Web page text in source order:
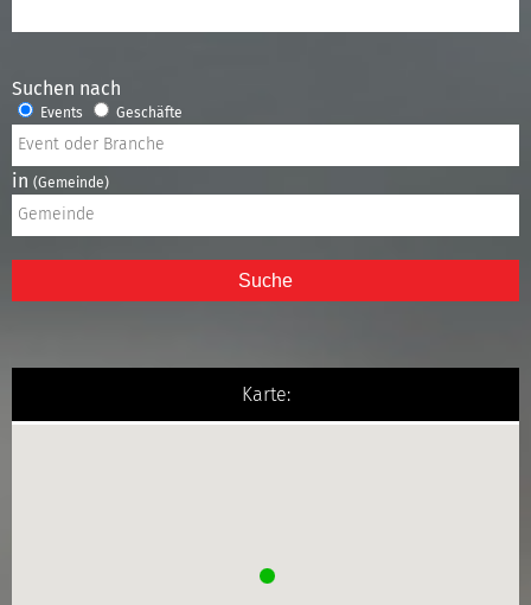
Suchen nach
Events Geschäfte
in (Gemeinde)
Suche
Karte: